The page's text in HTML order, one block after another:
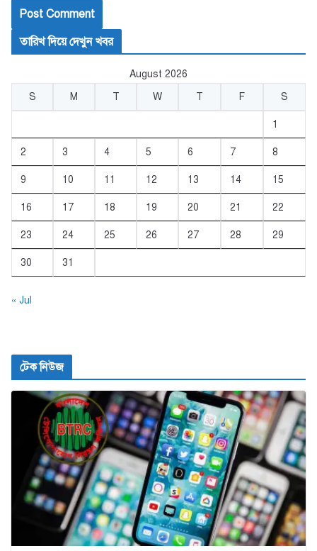
তারিখ দিয়ে দেখুন খবর
August 2026
S
M T W T F S
1
2 3 4 5 6 7 8
9 10 11 12 13 14 15
16 17 18 19 20 21 22
23 24 25 26 27 28 29
30 31
« Jul
টেক নিউজ